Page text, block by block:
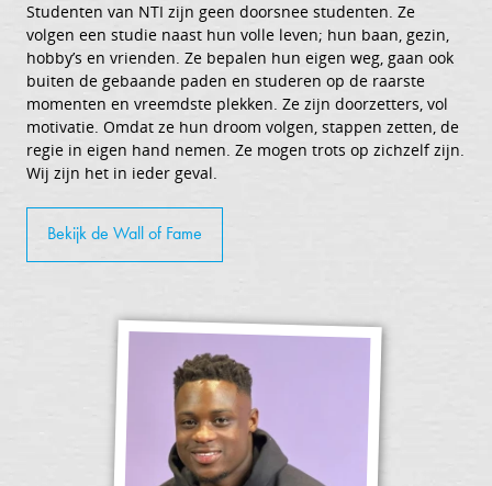
Studenten van NTI zijn geen doorsnee studenten. Ze
volgen een studie naast hun volle leven; hun baan, gezin,
hobby’s en vrienden. Ze bepalen hun eigen weg, gaan ook
buiten de gebaande paden en studeren op de raarste
momenten en vreemdste plekken. Ze zijn doorzetters, vol
motivatie. Omdat ze hun droom volgen, stappen zetten, de
regie in eigen hand nemen. Ze mogen trots op zichzelf zijn.
Wij zijn het in ieder geval.
Bekijk de Wall of Fame